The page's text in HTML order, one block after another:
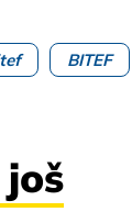
BITEF